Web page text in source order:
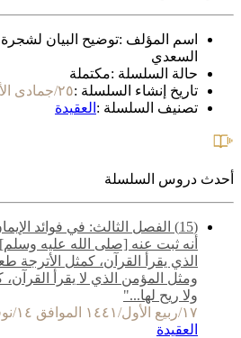
اسم المؤلف :توضيح البيان لشجرة
السعدي
حالة السلسلة :مكتملة
تاريخ إنشاء السلسلة :٢٥/جمادى الأولى/١٤٤٠
تصنيف السلسلة : العقيدة
أحدث دروس السلسلة
(15) الفصل الثالث: في فوائد
أنه ثبت عنه [صلى الله عليه
الذي يقرأ القرآن، كمثل
ومثل المؤمن الذي لا يقرأ
ولا ريح لها..."
١٧/ربيع الأول/١٤٤١ الموافق ١٤/نوفمبر/٢٠١٩
العقيدة